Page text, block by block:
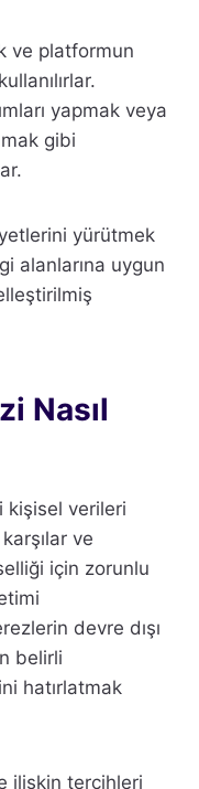
ve platformun
yapmak veya
gibi
yürütmek
alanlarına uygun
Nasıl
kişisel verileri
ve
için zorunlu
devre dışı
belirli
hatırlatmak
ilişkin tercihleri